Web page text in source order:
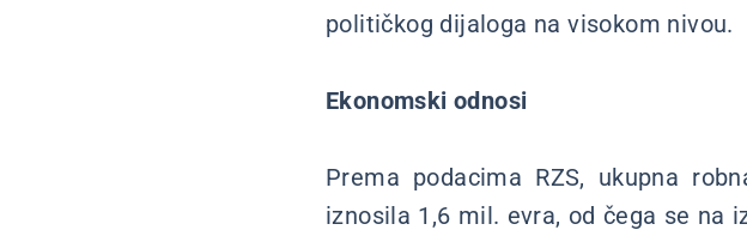
političkog dijaloga na visokom nivou.
Ekonomski odnosi
Prema podacima RZS, ukupna
iznosila 1,6 mil. evra, od čega se na